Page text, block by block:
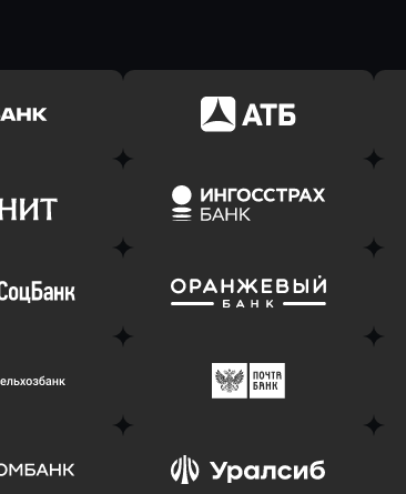
заявку
Оправить заявку
в АТБ Банк
заявку
Банк
Оправить заявку
в Ингосстрах Банк
заявку
Оправить заявку
в Банк Оранжевый
заявку
Оправить заявку
в Почта Банк